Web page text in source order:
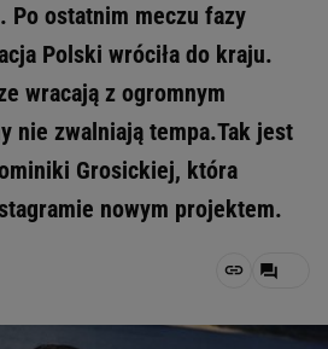
Po ostatnim meczu fazy
Polski wróciła do kraju.
wracają z ogromnym
nie zwalniają tempa.Tak jest
Grosickiej, która
nowym projektem.